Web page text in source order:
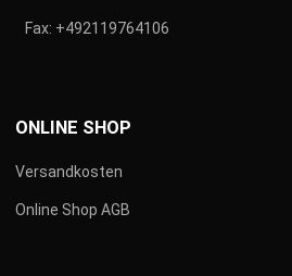
Fax: +492119764106
ONLINE SHOP
Versandkosten
Online Shop AGB